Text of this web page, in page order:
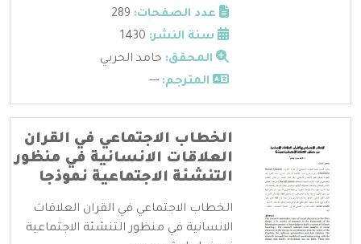
عدد الصفحات:
سنة النشر:
المحقق: حامد الحربي
المترجم: ---
الخطاب الاجتماعي في القران
العلاقات الانسانية في منظور
التنشئة الاجتماعية نموذجا
الخطاب الاجتماعي في القران العلاقات
الانسانية في منظور التنشئة الاجتماعية